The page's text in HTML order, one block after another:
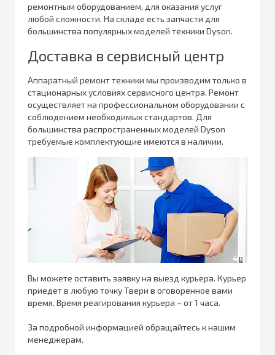
ремонтным оборудованием, для оказания услуг
любой сложности. На складе есть запчасти для
большинства популярных моделей техники Dyson.
Доставка в сервисный центр
Аппаратный ремонт техники мы производим только в
стационарных условиях сервисного центра. Ремонт
осуществляет на профессиональном оборудовании с
соблюдением необходимых стандартов. Для
большинства распространенных моделей Dyson
требуемые комплектующие имеются в наличии.
Вы можете оставить заявку на выезд курьера. Курьер
приедет в любую точку Твери в оговоренное вами
время. Время реагирования курьера – от 1 часа.
За подробной информацией обращайтесь к нашим
менеджерам.